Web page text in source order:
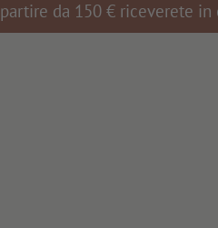
da 150 € riceverete